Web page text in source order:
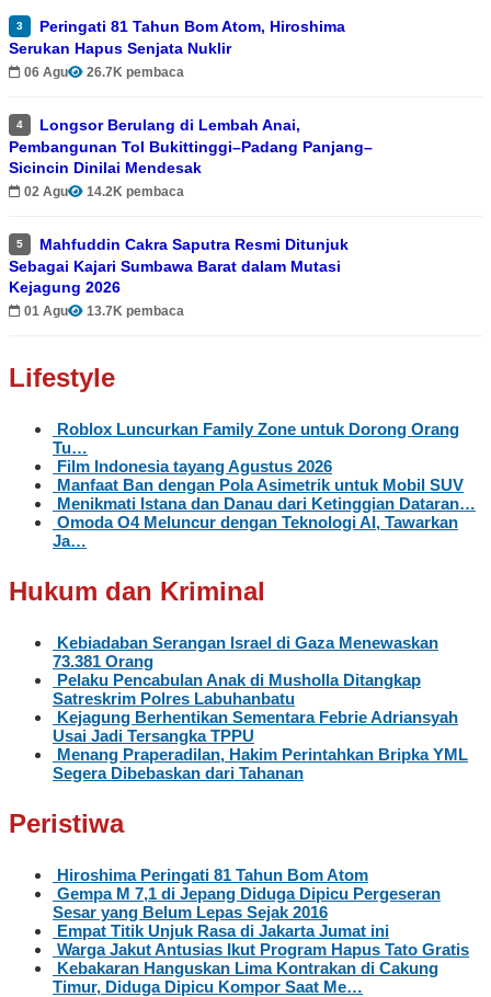
3
Peringati 81 Tahun Bom Atom, Hiroshima
Serukan Hapus Senjata Nuklir
06 Agu 26.7K pembaca
4
Longsor Berulang di Lembah Anai,
Pembangunan Tol Bukittinggi–Padang Panjang–
Sicincin Dinilai Mendesak
02 Agu 14.2K pembaca
5
Mahfuddin Cakra Saputra Resmi Ditunjuk
Sebagai Kajari Sumbawa Barat dalam Mutasi
Kejagung 2026
01 Agu 13.7K pembaca
Lifestyle
Roblox Luncurkan Family Zone untuk Dorong Orang
Tu…
Film Indonesia tayang Agustus 2026
Manfaat Ban dengan Pola Asimetrik untuk Mobil SUV
Menikmati Istana dan Danau dari Ketinggian Dataran…
Omoda O4 Meluncur dengan Teknologi AI, Tawarkan
Ja…
Hukum dan Kriminal
Kebiadaban Serangan Israel di Gaza Menewaskan
73.381 Orang
Pelaku Pencabulan Anak di Musholla Ditangkap
Satreskrim Polres Labuhanbatu
Kejagung Berhentikan Sementara Febrie Adriansyah
Usai Jadi Tersangka TPPU
Menang Praperadilan, Hakim Perintahkan Bripka YML
Segera Dibebaskan dari Tahanan
Peristiwa
Hiroshima Peringati 81 Tahun Bom Atom
Gempa M 7,1 di Jepang Diduga Dipicu Pergeseran
Sesar yang Belum Lepas Sejak 2016
Empat Titik Unjuk Rasa di Jakarta Jumat ini
Warga Jakut Antusias Ikut Program Hapus Tato Gratis
Kebakaran Hanguskan Lima Kontrakan di Cakung
Timur, Diduga Dipicu Kompor Saat Me…